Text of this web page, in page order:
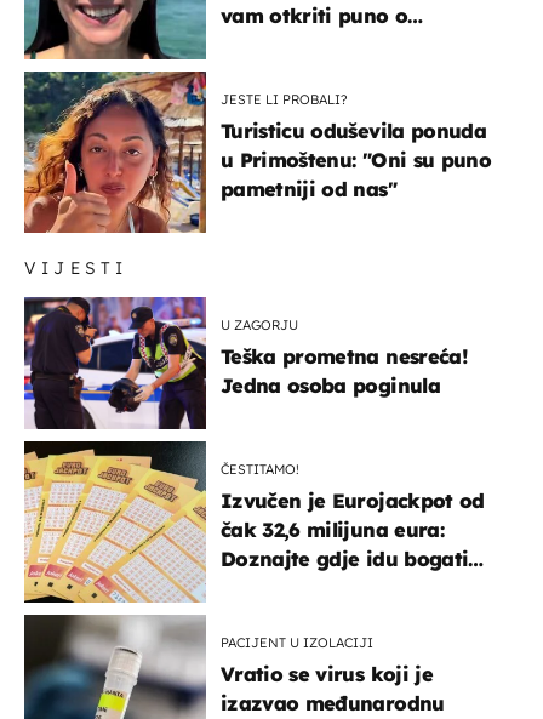
VIJESTI
U ZAGORJU
Teška prometna nesreća!
Jedna osoba poginula
ČESTITAMO!
Izvučen je Eurojackpot od
čak 32,6 milijuna eura:
Doznajte gdje idu bogati
PACIJENT U IZOLACIJI
Vratio se virus koji je
izazvao međunarodnu
vam otkriti puno o
JESTE LI PROBALI?
Turisticu oduševila ponuda
u Primoštenu: "Oni su puno
pametniji od nas"